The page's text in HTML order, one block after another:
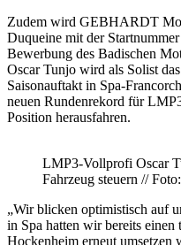
Zudem wird GEBHARDT
Duqueine mit der
Bewerbung des Badischen
Oscar Tunjo wird als Solist
Saisonauftakt in Spa-
neuen Rundenrekord für
Position herausfahren.
LMP3-Vollprofi Oscar
Fahrzeug steuern //
„Wir blicken optimistisch auf
in Spa hatten wir bereits
Hockenheim erneut